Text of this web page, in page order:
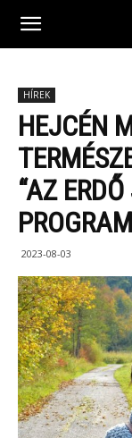
HÍREK
​HEJCÉN
“AZ
2023-08-03